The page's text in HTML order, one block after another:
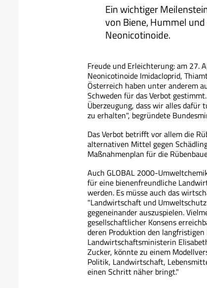
Ein wichtiger
von Biene, Hummel
Neonicotinoide.
Freude und Erleichterung: am 27.
Neonicotinoide Imidacloprid,
Österreich haben unter anderem
Schweden für das Verbot
Überzeugung, dass wir alles dafür
zu erhalten", begründete
Das Verbot betrifft vor allem die
alternativen Mittel gegen
Maßnahmenplan für die
Auch GLOBAL 2000-
für eine bienenfreundliche
werden. Es müsse auch das
"Landwirtschaft und
gegeneinander auszuspielen.
gesellschaftlicher Konsens
deren Produktion den
Landwirtschaftsministerin
Zucker, könnte zu einem
Politik, Landwirtschaft,
einen Schritt näher bringt."